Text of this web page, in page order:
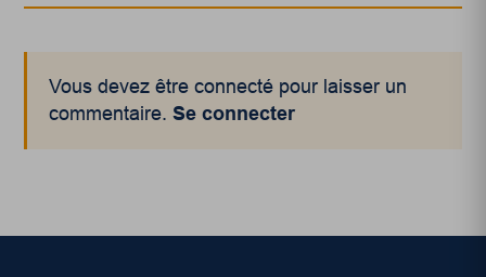
Vous devez être connecté pour laisser un
commentaire.Se connecter